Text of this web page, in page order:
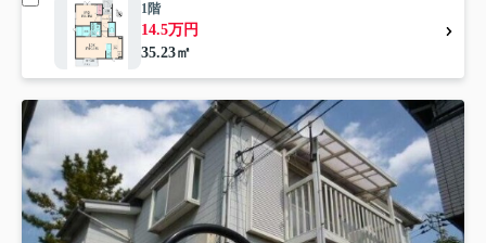
1階
14.5万円
35.23㎡